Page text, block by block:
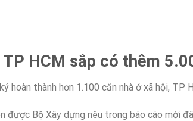
TP HCM sắp có thêm
hoàn thành hơn 1.100 căn nhà ở xã hội, TP
được Bộ Xây dựng nêu trong báo cáo mới